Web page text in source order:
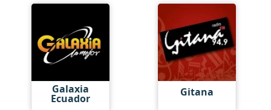
Galaxia
Ecuador Gitana